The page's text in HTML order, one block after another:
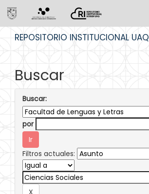
REPOSITORIO INSTITUCIONAL UAQ
Buscar
Buscar:
por
Filtros actuales: